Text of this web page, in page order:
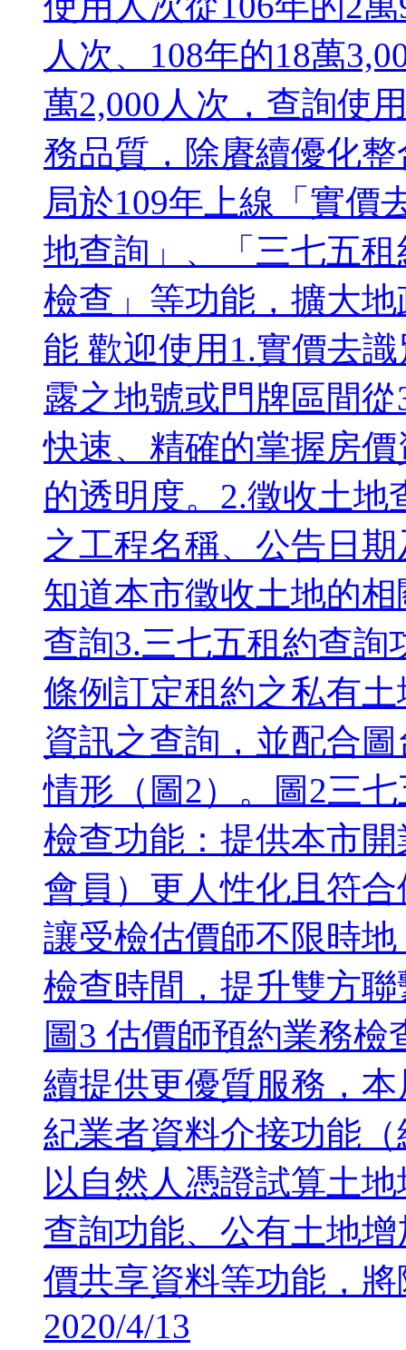
人次、108年的18萬
萬2,000人次，查詢使
務品質，除賡續優化
局於109年上線「實價
地查詢」、「三七五
檢查」等功能，擴大
能 歡迎使用1.實價去
露之地號或門牌區間
快速、精確的掌握房
的透明度。2.徵收土
之工程名稱、公告日
知道本市徵收土地的
查詢3.三七五租約查
條例訂定租約之私有
資訊之查詢，並配合
情形（圖2）。圖2三
檢查功能：提供本市
會員）更人性化且符
讓受檢估價師不限時
檢查時間，提升雙方
圖3 估價師預約業務
續提供更優質服務，
紀業者資料介接功能
以自然人憑證試算土
查詢功能、公有土地
價共享資料等功能，
2020/4/13